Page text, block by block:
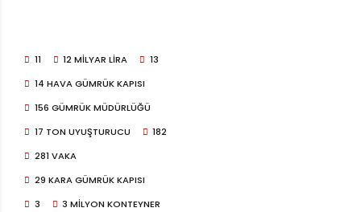
11 12 MILYAR LIRA
13
14 HAVA GÜMRÜK KAPISI
156 GÜMRÜK MÜDÜRLÜĞÜ
17 TON UYUŞTURUCU
182
281 VAKA
29 KARA GÜMRÜK KAPISI
3
3 MILYON KONTEYNER